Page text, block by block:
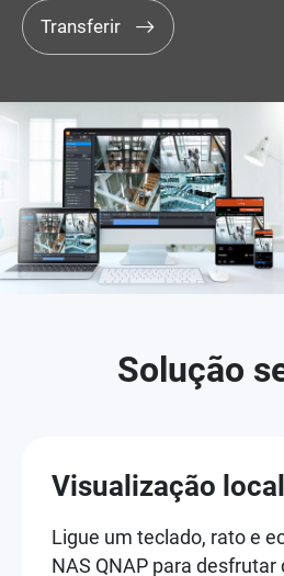
Transferir
Solução
Visualização local
Ligue um teclado, rato e
NAS QNAP para desfrutar